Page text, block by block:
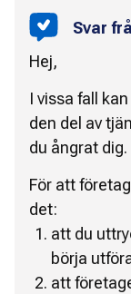
Svar
Hej,
I vissa fall
den del av
du ångrat dig.
För att
det:
att du
börja
att